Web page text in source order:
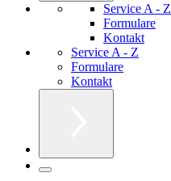
Service A - Z
Formulare
Kontakt
Service A - Z
Formulare
Kontakt